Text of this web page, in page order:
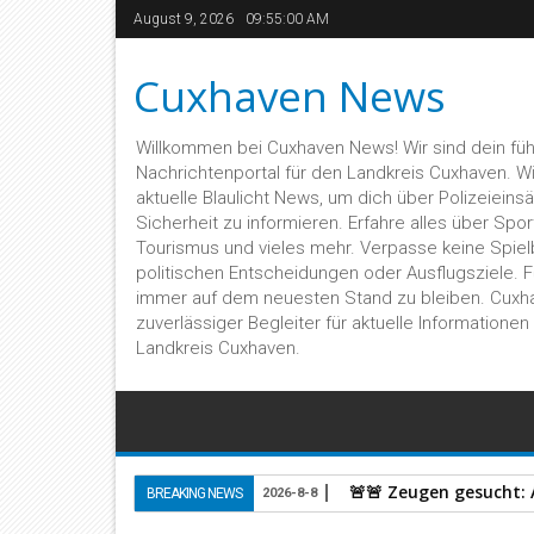
August 9, 2026 09:55:01 AM
Cuxhaven News
Willkommen bei Cuxhaven News! Wir sind dein
Nachrichtenportal für den Landkreis Cuxhaven.
aktuelle Blaulicht News, um dich über
Sicherheit zu informieren. Erfahre alles über
Tourismus und vieles mehr. Verpasse keine
politischen Entscheidungen oder Ausflugsziele.
immer auf dem neuesten Stand zu bleiben.
zuverlässiger Begleiter für aktuelle Informationen
Landkreis Cuxhaven.
BREAKING NEWS 🚨🚨 Zeugen
2026-8-8